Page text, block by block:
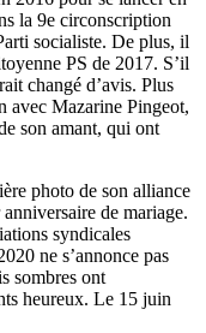
la 9e circonscription
socialiste. De plus, il
PS de 2017. S’il
changé d’avis. Plus
avec Mazarine Pingeot,
son amant, qui ont
photo de son alliance
de mariage.
syndicales
ne s’annonce pas
sombres ont
heureux. Le 15 juin